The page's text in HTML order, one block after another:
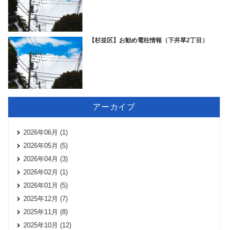
【杉並区】お勧め電柱情報（下井草2丁目）
アーカイブ
2026年06月 (1)
2026年05月 (5)
2026年04月 (3)
2026年02月 (1)
2026年01月 (5)
2025年12月 (7)
2025年11月 (8)
2025年10月 (12)